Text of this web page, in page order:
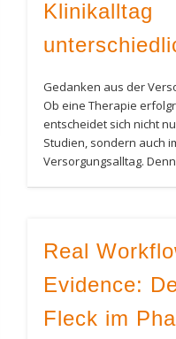
Klinikalltag
Gedanken aus der
Ob eine Therapie
entscheidet sich nicht
Studien, sondern auch
Versorgungsalltag.
Real
Evidence:
Fleck im